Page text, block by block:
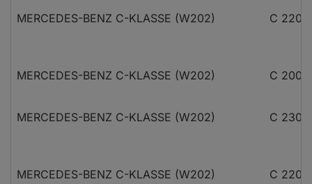
MERCEDES-BENZ C-KLASSE (W202)
C 220
MERCEDES-BENZ C-KLASSE (W202) C 200
MERCEDES-BENZ C-KLASSE (W202) C 230
MERCEDES-BENZ C-KLASSE (W202)
C 220